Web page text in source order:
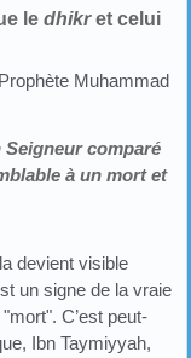
le dhikret celui
Muhammad
Seigneur comparé
à un mort et
devient visible
un signe de la vraie
C’est peut-
Ibn Taymiyyah,